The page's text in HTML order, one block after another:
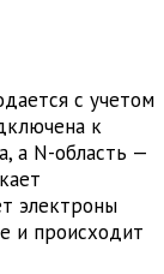
с учетом
к
а N-область —
электроны
и происходит